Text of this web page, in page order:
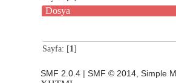
Dosya
Sayfa: [1]
SMF 2.0.4 |SMF © 2014,Simple